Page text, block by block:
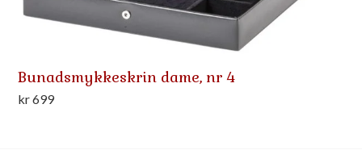
Bunadsmykkeskrin dame, nr 4
kr699